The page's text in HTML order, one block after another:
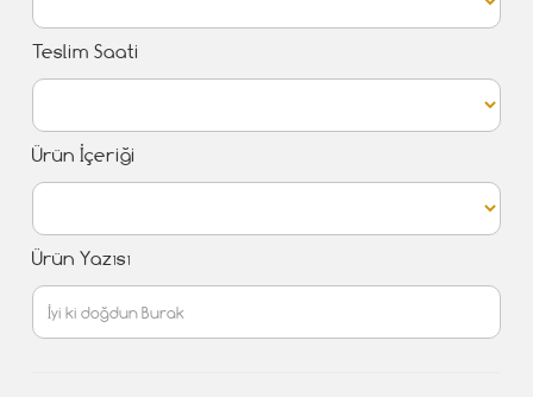
Teslim Saati
Ürün İçeriği
Ürün Yazısı